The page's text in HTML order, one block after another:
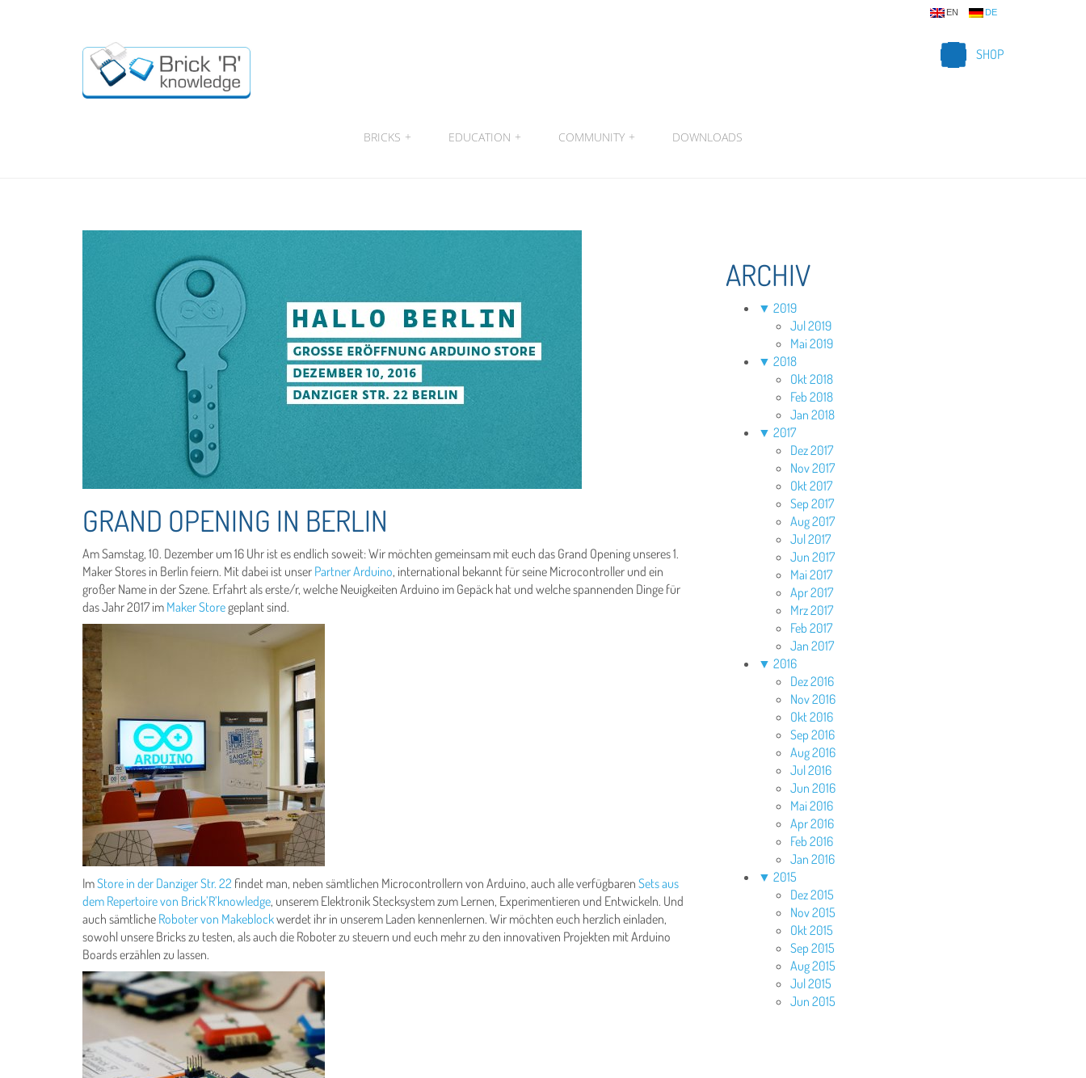
EN DE
SHOP
BRICKS + EDUCATION + COMMUNITY + DOWNLOADS
GRAND OPENING IN BERLIN
Am Samstag, 10. Dezember um 16 Uhr ist es endlich soweit: Wir möchten gemeinsam mit euch das Grand Opening unseres 1.
Maker Stores in Berlin feiern. Mit dabei ist unser Partner Arduino, international bekannt für seine Microcontroller und ein
großer Name in der Szene. Erfahrt als erste/r, welche Neuigkeiten Arduino im Gepäck hat und welche spannenden Dinge für
das Jahr 2017 im Maker Storegeplant sind.
ImStore in der Danziger Str. 22 findet man, neben sämtlichen Microcontrollern von Arduino, auch alle verfügbaren Sets aus
dem Repertoire von Brick’R’knowledge, unserem Elektronik Stecksystem zum Lernen, Experimentieren und Entwickeln. Und
auch sämtliche Roboter von Makeblockwerdet ihr in unserem Laden kennenlernen. Wir möchten euch herzlich einladen,
sowohl unsere Bricks zu testen, als auch die Roboter zu steuern und euch mehr zu den innovativen Projekten mit Arduino
Boards erzählen zu lassen.
ARCHIV
▼ 2019
Jul 2019
Mai 2019
▼ 2018
Okt 2018
Feb 2018
Jan 2018
▼ 2017
Dez 2017
Nov 2017
Okt 2017
Sep 2017
Aug 2017
Jul 2017
Jun 2017
Mai 2017
Apr 2017
Mrz 2017
Feb 2017
Jan 2017
▼ 2016
Dez 2016
Nov 2016
Okt 2016
Sep 2016
Aug 2016
Jul 2016
Jun 2016
Mai 2016
Apr 2016
Feb 2016
Jan 2016
▼ 2015
Dez 2015
Nov 2015
Okt 2015
Sep 2015
Aug 2015
Jul 2015
Jun 2015